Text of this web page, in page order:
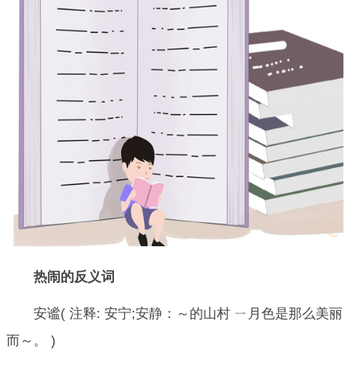
热闹的反义词
安谧( 注释: 安宁;安静：～的山村 ㄧ月色是那么美丽
而～。 )